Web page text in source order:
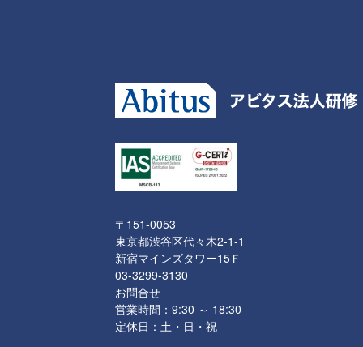
〒151-0053
東京都渋谷区代々木2-1-1
新宿マインズタワー15Ｆ
03-3299-3130
お問合せ
営業時間：9:30 ～ 18:30
定休日：土・日・祝